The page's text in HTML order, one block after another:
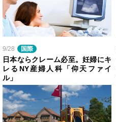
9/28 国際
日本ならクレーム必至。妊婦にキ
レるNY産婦人科「仰天ファイ
ル」